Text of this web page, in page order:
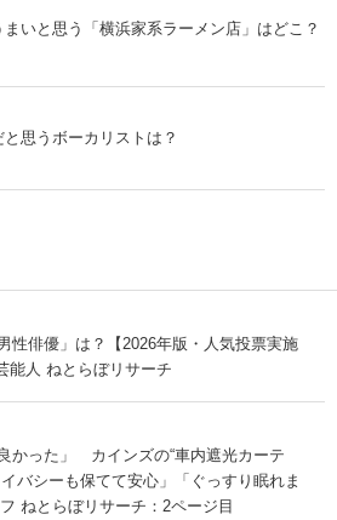
いと思う「横浜家系ラーメン店」はどこ？
思うボーカリストは？
性俳優」は？【2026年版・人気投票実施
能人 ねとらぼリサーチ
かった」 カインズの“車内遮光カーテ
バシーも保てて安心」「ぐっすり眠れま
ねとらぼリサーチ：2ページ目